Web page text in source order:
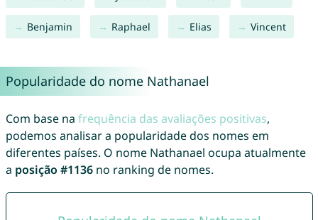
Benjamin Raphael Elias Vincent
Popularidade do nome Nathanael
Com base na frequência das avaliações positivas,
podemos analisar a popularidade dos nomes em
diferentes países. O nome Nathanael ocupa atualmente
a posição #1136no ranking de nomes.